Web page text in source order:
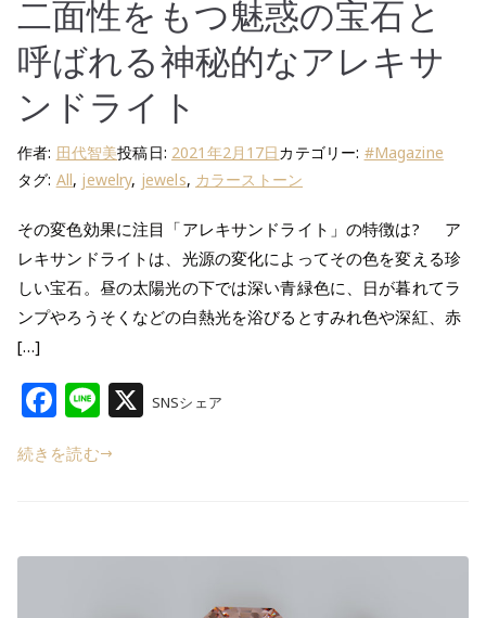
二面性をもつ魅惑の宝石と
呼ばれる神秘的なアレキサ
ンドライト
作者: 田代智美投稿日: 2021年2月17日カテゴリー: #Magazine
タグ: All, jewelry, jewels, カラーストーン
その変色効果に注目「アレキサンドライト」の特徴は? ア
レキサンドライトは、光源の変化によってその色を変える珍
しい宝石。昼の太陽光の下では深い青緑色に、日が暮れてラ
ンプやろうそくなどの白熱光を浴びるとすみれ色や深紅、赤
[…]
F
a
c
Li
e
X
SNSシェア
続きを読む